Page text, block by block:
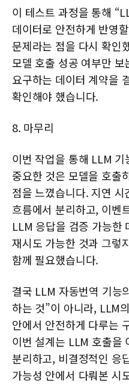
이 테스트 과정을 통해
데이터로 안전하게 반영
문제라는 점을 다시 확인
모델 호출 성공 여부만
요구하는 데이터 계약을
확인해야 했습니다.
8. 마무리
이번 작업을 통해 LLM
중요한 것은 모델을 호출
점을 느꼈습니다. 지연 시
흐름에서 분리하고, 이벤
LLM 응답을 검증 가능한
재시도 가능한 것과 그렇
함께 필요했습니다.
결국 LLM 자동번역 기능
하는 것”이 아니라, LLM
안에서 안전하게 다루는
이번 설계는 LLM 호출을
분리하고, 비결정적인 응
가능성 안에서 다뤄본 시